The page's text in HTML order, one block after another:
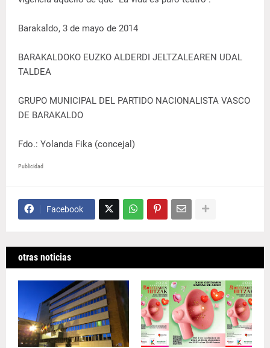
Barakaldo, 3 de mayo de 2014
BARAKALDOKO EUZKO ALDERDI JELTZALEAREN UDAL
TALDEA
GRUPO MUNICIPAL DEL PARTIDO NACIONALISTA VASCO
DE BARAKALDO
Fdo.: Yolanda Fika (concejal)
Publicidad
Facebook
otras noticias